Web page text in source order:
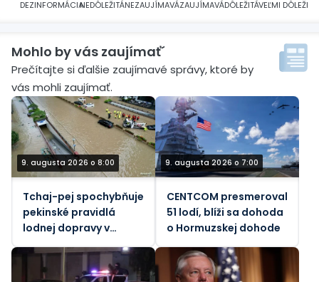
DEZINFORMÁCIANEDÔLEŽITÁNEZAUJÍMAVÁZAUJÍMAVÁDÔLEŽITÁVEĽMI DÔLEŽITÁ
Mohlo by vás zaujímať´
Prečítajte si ďalšie zaujímavé správy, ktoré by
vás mohli zaujímať.
9. augusta 2026 o 8:00
Tchaj-pej spochybňuje
pekinské pravidlá
lodnej dopravy v
počas tajfúnu
9. augusta 2026 o 7:00
CENTCOM presmeroval
51 lodí, blíži sa dohoda
o Hormuzskej dohode